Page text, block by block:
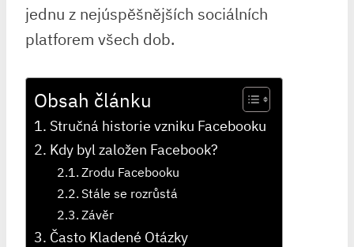
jednu z nejúspěšnějších sociálních
platforem všech dob.
Obsah článku
Stručná historie vzniku Facebooku
Kdy byl založen Facebook?
Zrodu Facebooku
Stále se rozrůstá
Závěr
Často Kladené Otázky